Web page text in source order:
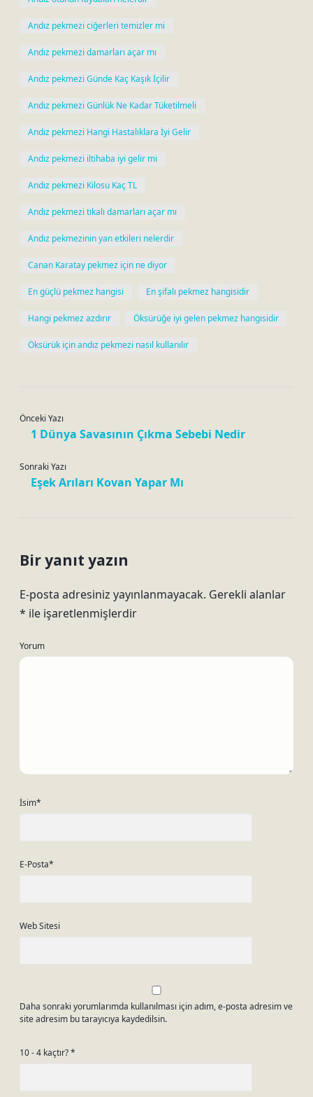
Andız pekmezi ciğerleri temizler mi
Andız pekmezi damarları açar mı
Andız pekmezi Günde Kaç Kaşık İçilir
Andız pekmezi Günlük Ne Kadar Tüketilmeli
Andız pekmezi Hangi Hastalıklara İyi Gelir
Andız pekmezi iltihaba iyi gelir mi
Andız pekmezi Kilosu Kaç TL
Andız pekmezi tıkalı damarları açar mı
Andız pekmezinin yan etkileri nelerdir
Canan Karatay pekmez için ne diyor
En güçlü pekmez hangisi En şifalı pekmez hangisidir
Hangi pekmez azdırır Öksürüğe iyi gelen pekmez hangisidir
Öksürük için andız pekmezi nasıl kullanılır
Önceki Yazı
1 Dünya Savasının Çıkma Sebebi Nedir
Sonraki Yazı
Eşek Arıları Kovan Yapar Mı
Bir yanıt yazın
E-posta adresiniz yayınlanmayacak. Gerekli alanlar
* ile işaretlenmişlerdir
Yorum
İsim*
E-Posta*
Web Sitesi
Daha sonraki yorumlarımda kullanılması için adım, e-posta adresim ve
site adresim bu tarayıcıya kaydedilsin.
10 - 4 kaçtır?*